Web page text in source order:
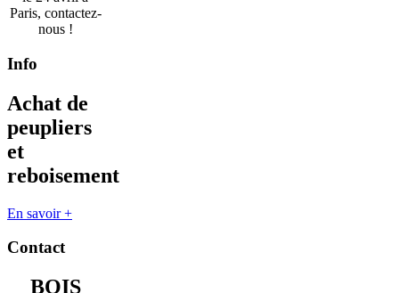
Paris, contactez-
nous !
Info
Achat de
peupliers
et
reboisement
En savoir +
Contact
BOIS